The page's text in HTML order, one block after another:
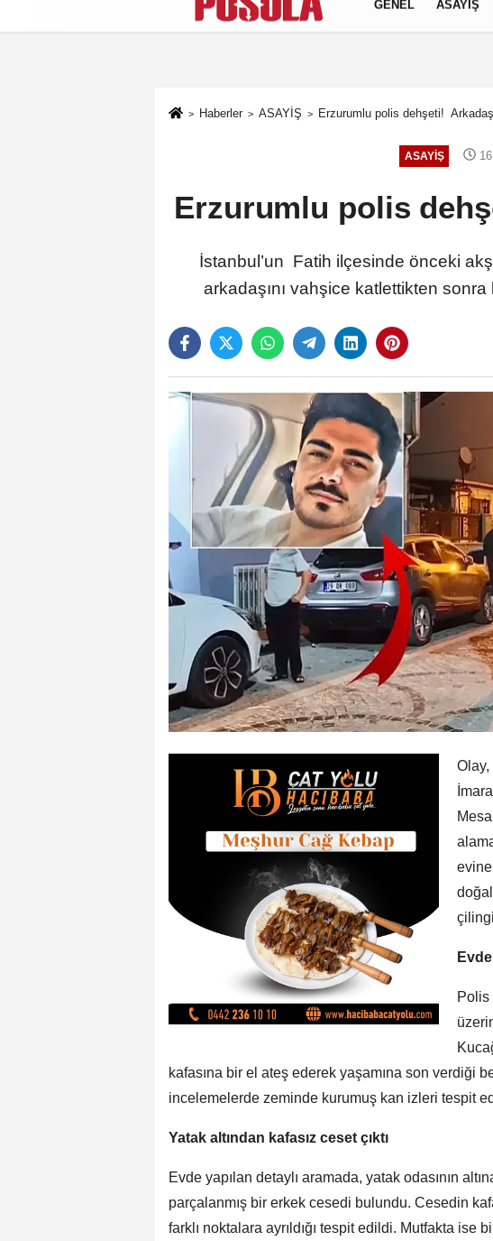
Künye İletişim Gizlilik Politikası
GENEL ASAYİŞ
Haberler ASAYİŞ Erzurumlu polis dehşeti!
ASAYİŞ
Erzurumlu polis
İstanbul’un Fatih ilçesinde önceki
arkadaşını vahşice katlettikten sonra
Olay,
Polis
kafasına bir el ateş ederek yaşamına son verdiği
incelemelerde zeminde kurumuş kan izleri tespit
Yatak altından kafasız ceset çıktı
Evde yapılan detaylı aramada, yatak odasının
parçalanmış bir erkek cesedi bulundu. Cesedin
farklı noktalara ayrıldığı tespit edildi. Mutfakta